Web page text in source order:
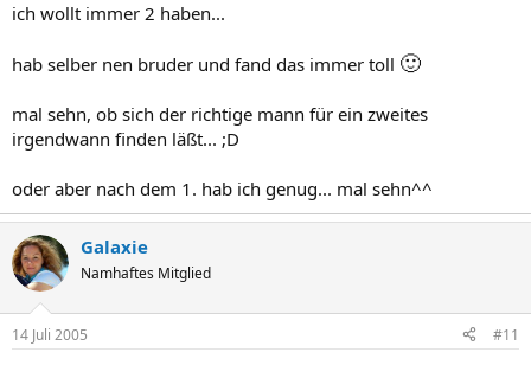
ich wollt immer 2 haben...
hab selber nen bruder und fand das immer toll 🙂
mal sehn, ob sich der richtige mann für ein zweites
irgendwann finden läßt... ;D
oder aber nach dem 1. hab ich genug... mal sehn^^
Galaxie
Namhaftes Mitglied
14 Juli 2005 #11